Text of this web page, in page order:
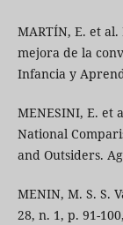
MARTÍN, E. et
mejora de la
Infancia y
MENESINI, E. et
National
and Outsiders.
MENIN, M. S. S.
28, n. 1, p. 91-